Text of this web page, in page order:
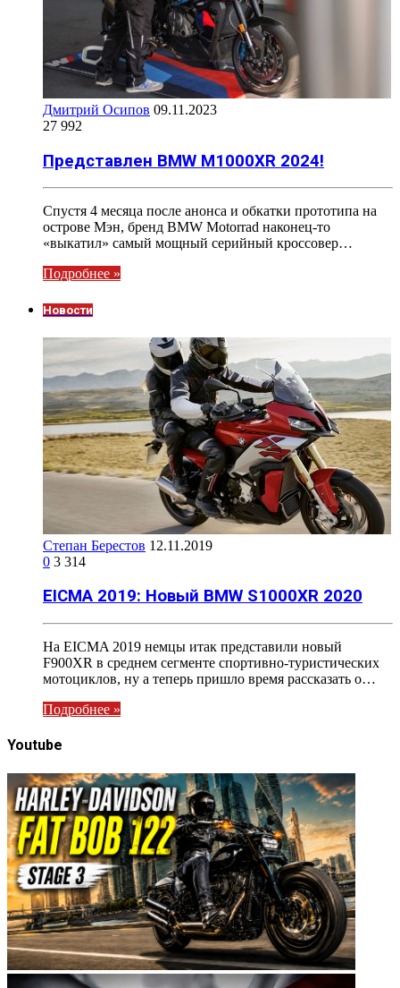
Дмитрий Осипов 09.11.2023
27 992
Представлен BMW M1000XR 2024!
Спустя 4 месяца после анонса и обкатки прототипа на
острове Мэн, бренд BMW Motorrad наконец-то
«выкатил» самый мощный серийный кроссовер…
Подробнее »
Новости
Степан Берестов 12.11.2019
0 3 314
EICMA 2019: Новый BMW S1000XR 2020
На EICMA 2019 немцы итак представили новый
F900XR в среднем сегменте спортивно-туристических
мотоциклов, ну а теперь пришло время рассказать о…
Подробнее »
Youtube